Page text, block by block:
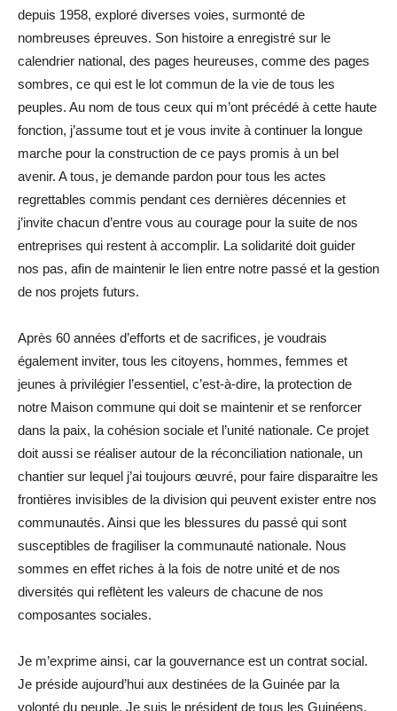
depuis 1958, exploré diverses voies, surmonté de
nombreuses épreuves. Son histoire a enregistré sur le
calendrier national, des pages heureuses, comme des pages
sombres, ce qui est le lot commun de la vie de tous les
peuples. Au nom de tous ceux qui m’ont précédé à cette haute
fonction, j’assume tout et je vous invite à continuer la longue
marche pour la construction de ce pays promis à un bel
avenir. A tous, je demande pardon pour tous les actes
regrettables commis pendant ces dernières décennies et
j’invite chacun d’entre vous au courage pour la suite de nos
entreprises qui restent à accomplir. La solidarité doit guider
nos pas, afin de maintenir le lien entre notre passé et la gestion
de nos projets futurs.
Après 60 années d’efforts et de sacrifices, je voudrais
également inviter, tous les citoyens, hommes, femmes et
jeunes à privilégier l’essentiel, c’est-à-dire, la protection de
notre Maison commune qui doit se maintenir et se renforcer
dans la paix, la cohésion sociale et l’unité nationale. Ce projet
doit aussi se réaliser autour de la réconciliation nationale, un
chantier sur lequel j’ai toujours œuvré, pour faire disparaitre les
frontières invisibles de la division qui peuvent exister entre nos
communautés. Ainsi que les blessures du passé qui sont
susceptibles de fragiliser la communauté nationale. Nous
sommes en effet riches à la fois de notre unité et de nos
diversités qui reflètent les valeurs de chacune de nos
composantes sociales.
Je m’exprime ainsi, car la gouvernance est un contrat social.
Je préside aujourd’hui aux destinées de la Guinée par la
volonté du peuple. Je suis le président de tous les Guinéens.